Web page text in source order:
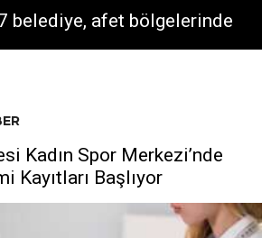
belediye, afet bölgelerinde
Kadın Spor Merkezi’nde
Kayıtları Başlıyor